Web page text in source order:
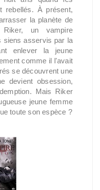
rebellés. À présent,
la planète de
Riker, un vampire
siens asservis par la
enlever la jeune
comme il l'avait
se découvrent une
devient obsession,
Mais Riker
jeune femme
toute son espèce ?